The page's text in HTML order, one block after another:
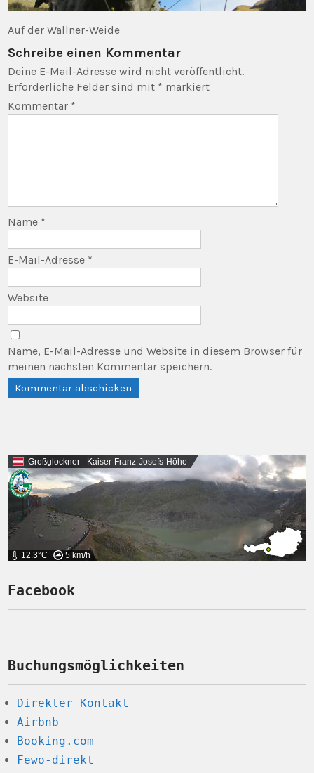
Auf der Wallner-Weide
Schreibe einen Kommentar
Deine E-Mail-Adresse wird nicht veröffentlicht.
Erforderliche Felder sind mit * markiert
Kommentar *
Name *
E-Mail-Adresse *
Website
Name, E-Mail-Adresse und Website in diesem Browser für
meinen nächsten Kommentar speichern.
Großglockner - Kaiser-Franz-Josefs-Höhe
12.3°C 5 km/h
Facebook
Buchungsmöglichkeiten
Direkter Kontakt
Airbnb
Booking.com
Fewo-direkt